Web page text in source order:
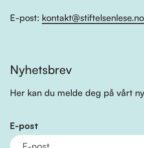
E-post: kontakt@stiftelsenlese.no
Nyhetsbrev
Her kan du melde deg på vårt
E-post